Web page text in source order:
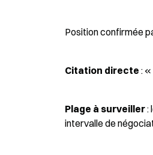
Position confirmée
Citation directe : «
Plage à surveiller :
intervalle de